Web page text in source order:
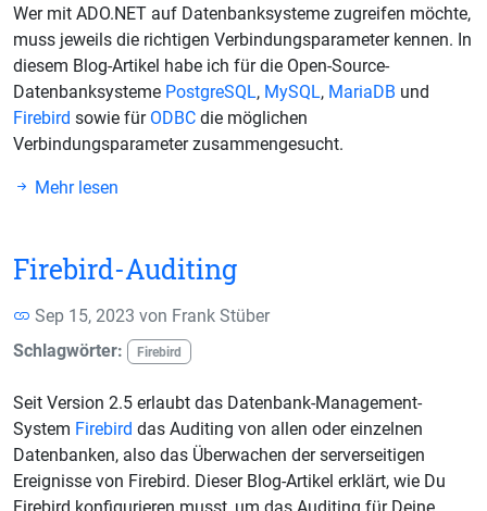
Wer mit ADO.NET auf Datenbanksysteme zugreifen möchte,
muss jeweils die richtigen Verbindungsparameter kennen. In
diesem Blog-Artikel habe ich für die Open-Source-
Datenbanksysteme PostgreSQL, MySQL, MariaDB und
Firebird sowie für ODBC die möglichen
Verbindungsparameter zusammengesucht.
Mehr lesen
Firebird-Auditing
Sep 15, 2023 von Frank Stüber
Schlagwörter:
Firebird
Seit Version 2.5 erlaubt das Datenbank-Management-
System Firebird das Auditing von allen oder einzelnen
Datenbanken, also das Überwachen der serverseitigen
Ereignisse von Firebird. Dieser Blog-Artikel erklärt, wie Du